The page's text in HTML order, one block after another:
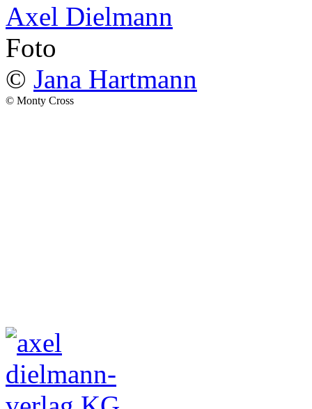
Axel Dielmann
Foto
© Jana Hartmann
© Monty Cross